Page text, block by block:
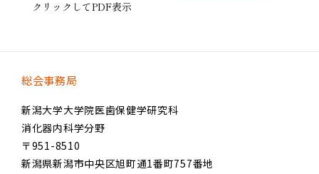
クリックしてPDF表示
総会事務局
新潟大学大学院医歯保健学研究科
消化器内科学分野
〒951-8510
新潟県新潟市中央区旭町通1番町757番地